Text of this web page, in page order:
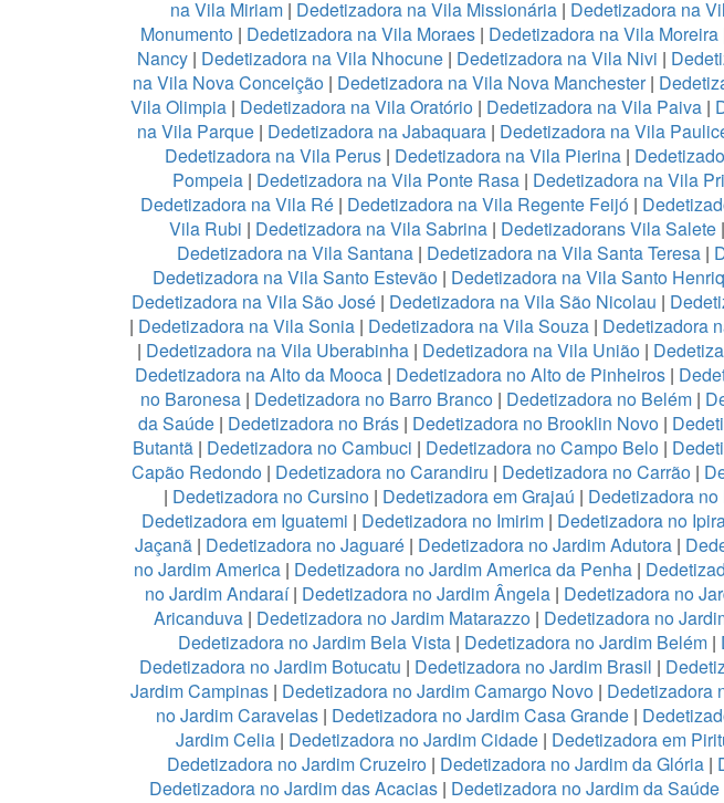
na Vila Miriam| Dedetizadora na Vila Missionária| Dedetizadora na
Monumento| Dedetizadora na Vila Moraes| Dedetizadora na Vila Moreira
Nancy| Dedetizadora na Vila Nhocune| Dedetizadora na Vila Nivi |
na Vila Nova Conceição | Dedetizadora na Vila Nova Manchester|
Vila Olimpia | Dedetizadora na Vila Oratório | Dedetizadora na Vila Paiva |
na Vila Parque | Dedetizadora na Jabaquara | Dedetizadora na Vila
Dedetizadora na Vila Perus| Dedetizadora na Vila Pierina|
Pompeia| Dedetizadora na Vila Ponte Rasa| Dedetizadora na Vila
Dedetizadora na Vila Ré | Dedetizadora na Vila Regente Feijó |
Vila Rubi | Dedetizadora na Vila Sabrina | Dedetizadorans Vila Salete |
Dedetizadora na Vila Santana | Dedetizadora na Vila Santa Teresa |
Dedetizadora na Vila Santo Estevão | Dedetizadora na Vila Santo
Dedetizadora na Vila São José | Dedetizadora na Vila São Nicolau |
| Dedetizadora na Vila Sonia | Dedetizadora na Vila Souza | Dedetizadora
| Dedetizadora na Vila Uberabinha| Dedetizadora na Vila União|
Dedetizadora na Alto da Mooca| Dedetizadora no Alto de Pinheiros|
no Baronesa| Dedetizadora no Barro Branco| Dedetizadora no Belém|
da Saúde| Dedetizadora no Brás| Dedetizadora no Brooklin Novo|
Butantã | Dedetizadora no Cambuci | Dedetizadora no Campo Belo |
Capão Redondo | Dedetizadora no Carandiru | Dedetizadora no Carrão |
| Dedetizadora no Cursino| Dedetizadora em Grajaú | Dedetizadora
Dedetizadora em Iguatemi | Dedetizadora no Imirim | Dedetizadora no
Jaçanã | Dedetizadora no Jaguaré | Dedetizadora no Jardim Adutora |
no Jardim America | Dedetizadora no Jardim America da Penha |
no Jardim Andaraí| Dedetizadora no Jardim Ângela | Dedetizadora no
Aricanduva| Dedetizadora no Jardim Matarazzo| Dedetizadora no
Dedetizadora no Jardim Bela Vista| Dedetizadora no Jardim Belém|
Dedetizadora no Jardim Botucatu | Dedetizadora no Jardim Brasil |
Jardim Campinas | Dedetizadora no Jardim Camargo Novo | Dedetizadora
no Jardim Caravelas| Dedetizadora no Jardim Casa Grande|
Jardim Celia| Dedetizadora no Jardim Cidade| Dedetizadora em
Dedetizadora no Jardim Cruzeiro| Dedetizadora no Jardim da Glória|
Dedetizadora no Jardim das Acacias | Dedetizadora no Jardim da Saúde